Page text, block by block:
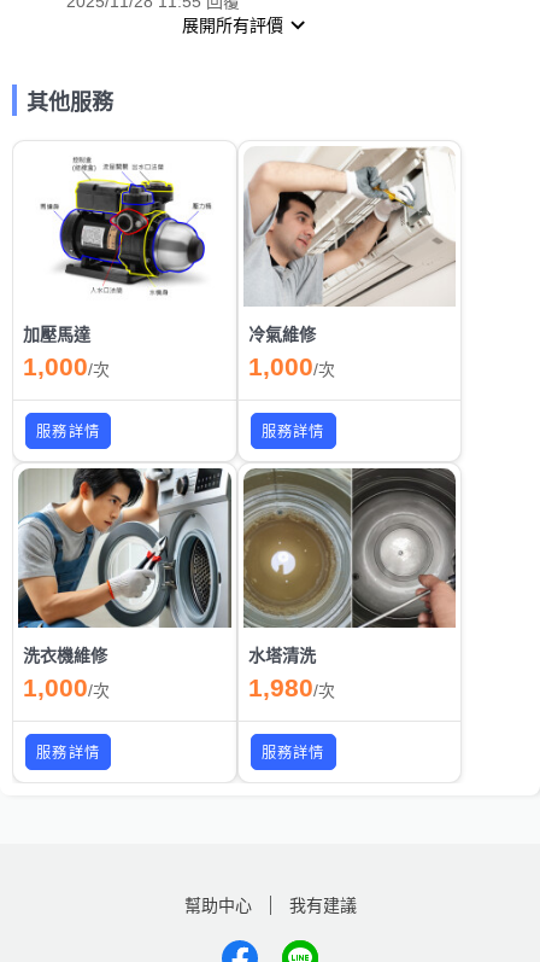
展開所有評價
其他服務
加壓馬達
1,000/次
服務詳情
冷氣維修
1,000/次
服務詳情
洗衣機維修
1,000/次
服務詳情
水塔清洗
1,980/次
服務詳情
幫助中心 我有建議